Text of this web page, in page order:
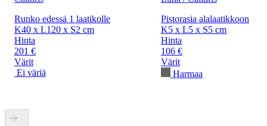
Runko edessä 1 laatikolle
K40 x L120 x S2 cm
Hinta
201 €
Värit
Ei väriä
Pistorasia alalaatikkoon
K5 x L5 x S5 cm
Hinta
106 €
Värit
Harmaa